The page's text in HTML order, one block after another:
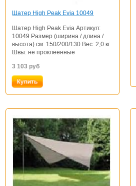
Шатер High Peak Evia 10049
Шатер High Peak Evia Артикул:
10049 Размер (ширина / длина /
высота) см: 150/200/130 Вес: 2,0 кг
Швы: не проклеенные
3 103 руб